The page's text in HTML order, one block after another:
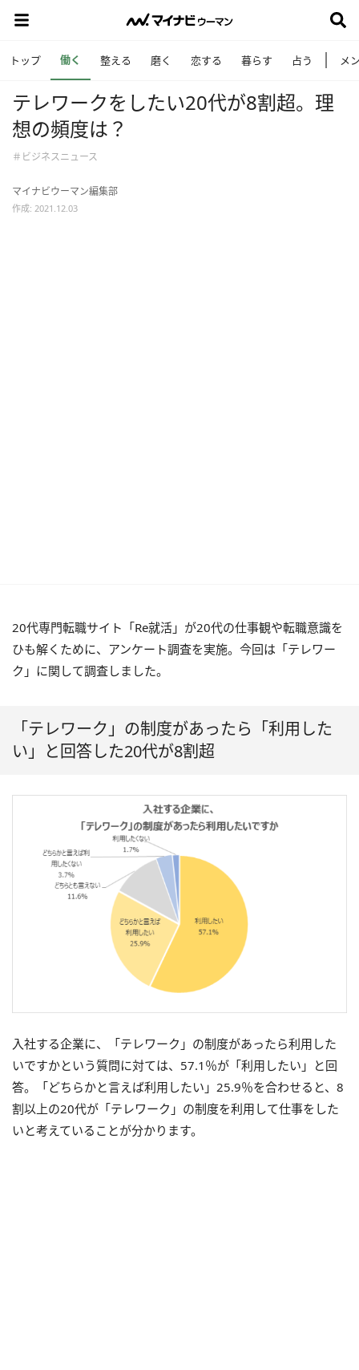
トップ 働く 整える 磨く 恋する 暮らす 占う メ
テレワークをしたい20代が8割超。理
想の頻度は？
＃ビジネスニュース
マイナビウーマン編集部
作成: 2021.12.03
20代専門転職サイト「Re就活」が20代の仕事観や転職意識を
ひも解くために、アンケート調査を実施。今回は「テレワー
ク」に関して調査しました。
「テレワーク」の制度があったら「利用した
い」と回答した20代が8割超
入社する企業に、「テレワーク」の制度があったら利用した
いですかという質問に対ては、57.1％が「利用したい」と回
答。「どちらかと言えば利用したい」25.9％を合わせると、8
割以上の20代が「テレワーク」の制度を利用して仕事をした
いと考えていることが分かります。